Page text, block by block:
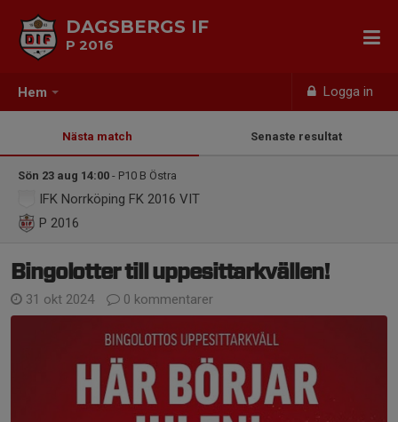
Hem Logga in
DAGSBERGS IF
P 2016
Nästa match Senaste resultat
Sön 23 aug 14:00 - P10 B Östra
IFK Norrköping FK 2016 VIT
P 2016
Bingolotter till uppesittarkvällen!
31 okt 2024 0 kommentarer